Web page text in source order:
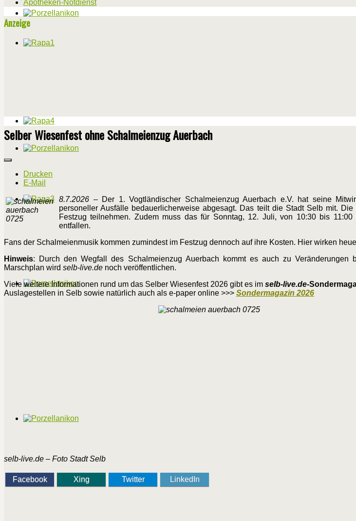
Apotheken-Notdienst
Anzeige
Selber Wiesenfest ohne Schalmeienzug Auerbach
Drucken
E-Mail
8.7.2026 – Der 1. Vogtländischer Schalmeienzug Auerbach e.V. hat seine
personeller Ausfälle bedauerlicherweise abgesagt. Das teilt die Stadt Selb mit.
Festzug teilnehmen. Zudem muss das für Sonntag, 12. Juli, von 10:30 bis
entfallen.
Fans der Schalmeienmusik kommen zumindest im Festzug dennoch auf ihre Kosten. Hier wirken
Hinweis: Durch den Wegfall des Schalmeienzug Auerbach kommt es auch zu Veränderungen
Marschplan wird selb-live.de noch veröffentlichen.
Viele weitere Informationen rund um das Selber Wiesenfest 2026 gibt es im selb-live.de-
Auslagestellen in Selb sowie natürlich auch als e-paper online >>> Sondermagazin 2026
selb-live.de – Foto Stadt Selb
Facebook Xing Twitter LinkedIn